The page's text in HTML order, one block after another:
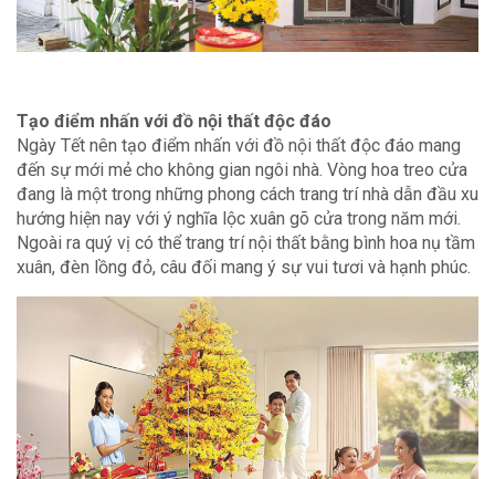
Tạo điểm nhấn với đồ nội thất độc đáo
Ngày Tết nên tạo điểm nhấn với đồ nội thất độc đáo mang
đến sự mới mẻ cho không gian ngôi nhà. Vòng hoa treo cửa
đang là một trong những phong cách trang trí nhà dẫn đầu xu
hướng hiện nay với ý nghĩa lộc xuân gõ cửa trong năm mới.
Ngoài ra quý vị có thể trang trí nội thất bằng bình hoa nụ tầm
xuân, đèn lồng đỏ, câu đối mang ý sự vui tươi và hạnh phúc.